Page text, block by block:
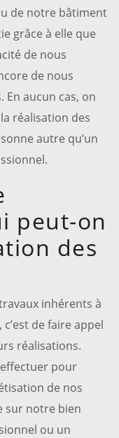
de notre bâtiment
grâce à elle que
de nous
de nous
En aucun cas, on
réalisation des
autre qu’un
peut-on
des
inhérents à
de faire appel
réalisations.
pour
de nos
sur notre bien
ou un